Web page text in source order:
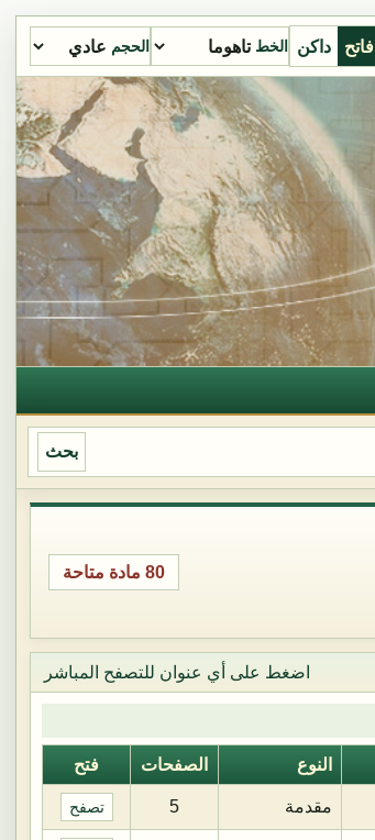
فاتح داكن الخط الحجم
بحث
80 مادة متاحة
اضغط على أي عنوان للتصفح المباشر
النوع الصفحات فتح
مقدمة 5 تصفح